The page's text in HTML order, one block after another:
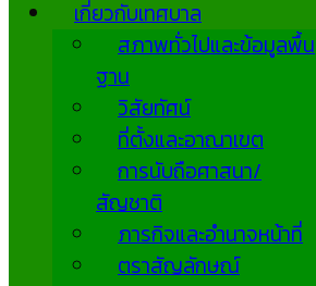
เกี่ยวกับเทศบาล
สภาพทั่วไปและข้อมูลพื้น
ฐาน
วิสัยทัศน์
ที่ตั้งและอาณาเขต
การนับถือศาสนา/
สัญชาติ
ภารกิจและอำนาจหน้าที่
ตราสัญลักษณ์